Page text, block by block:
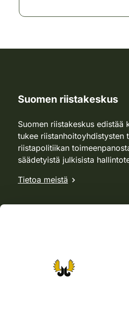
Suomen riistakeskus
Suomen riistakeskus edistää
tukee riistanhoitoyhdistysten
riistapolitiikan
säädetyistä julkisista
Tietoa meistä